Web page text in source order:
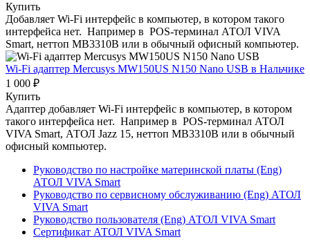
Купить
Добавляет Wi-Fi интерфейс в компьютер, в котором такого
интерфейса нет. Например в POS-терминал АТОЛ VIVA
Smart, неттоп MB3310B или в обычный офисный компьютер.
Wi-Fi адаптер Mercusys MW150US N150 Nano USB в Нальчике
1 000 ₽
Купить
Адаптер добавляет Wi-Fi интерфейс в компьютер, в котором
такого интерфейса нет. Например в POS-терминал АТОЛ
VIVA Smart, АТОЛ Jazz 15, неттоп MB3310B или в обычный
офисный компьютер.
Руководство по настройке материнской платы (Eng)
АТОЛ VIVA Smart
Руководство по сервисному обслуживанию (Eng) АТОЛ
VIVA Smart
Руководство пользователя (Eng) АТОЛ VIVA Smart
Сертификат АТОЛ VIVA Smart